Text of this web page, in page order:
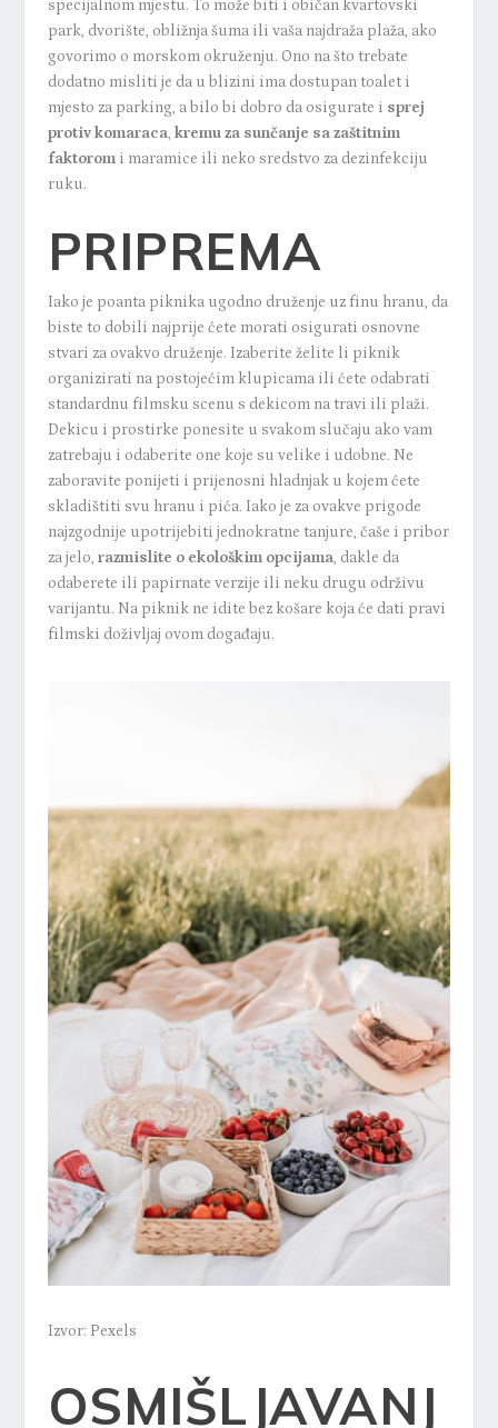
specijalnom mjestu. To može biti i običan kvartovski
park, dvorište, obližnja šuma ili vaša najdraža plaža, ako
govorimo o morskom okruženju. Ono na što trebate
dodatno misliti je da u blizini ima dostupan toalet i
mjesto za parking, a bilo bi dobro da osigurate i sprej
protiv komaraca, kremu za sunčanje sa zaštitnim
faktoromi maramice ili neko sredstvo za dezinfekciju
ruku.
PRIPREMA
Iako je poanta piknika ugodno druženje uz finu hranu, da
biste to dobili najprije ćete morati osigurati osnovne
stvari za ovakvo druženje. Izaberite želite li piknik
organizirati na postojećim klupicama ili ćete odabrati
standardnu filmsku scenu s dekicom na travi ili plaži.
Dekicu i prostirke ponesite u svakom slučaju ako vam
zatrebaju i odaberite one koje su velike i udobne. Ne
zaboravite ponijeti i prijenosni hladnjak u kojem ćete
skladištiti svu hranu i pića. Iako je za ovakve prigode
najzgodnije upotrijebiti jednokratne tanjure, čaše i pribor
za jelo, razmislite o ekološkim opcijama, dakle da
odaberete ili papirnate verzije ili neku drugu održivu
varijantu. Na piknik ne idite bez košare koja će dati pravi
filmski doživljaj ovom događaju.
Izvor: Pexels
OSMIŠLJAVANJ